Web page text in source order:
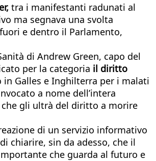
tra i manifestanti radunati al
ma segnava una svolta
e dentro il Parlamento,
di Andrew Green, capo del
per la categoria il diritto
in Galles e Inghilterra per i malati
a nome dell’intera
gli ultrà del diritto a morire
di un servizio informativo
chiarire, sin da adesso, che il
che guarda al futuro e